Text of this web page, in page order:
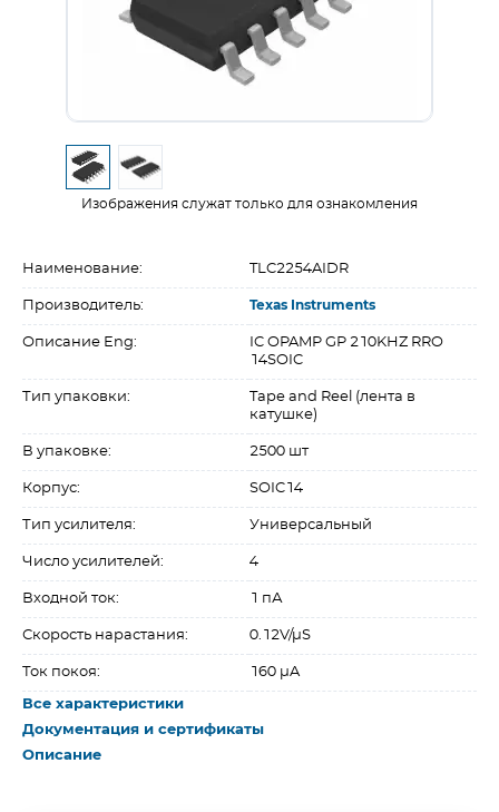
Изображения служат только для ознакомления
Наименование: TLC2254AIDR
Производитель: Texas Instruments
Описание Eng:
IC OPAMP GP 210KHZ RRO
14SOIC
Тип упаковки:
Tape and Reel (лента в
катушке)
В упаковке: 2500 шт
Корпус: SOIC14
Тип усилителя: Универсальный
Число усилителей: 4
Входной ток: 1 пА
Скорость нарастания: 0.12V/µS
Ток покоя: 160 µA
Все характеристики
Документация и сертификаты
Описание